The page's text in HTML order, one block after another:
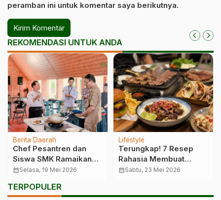
peramban ini untuk komentar saya berikutnya.
REKOMENDASI UNTUK ANDA
Berita Daerah
Chef Pesantren dan
Siswa SMK Ramaikan
Kurasi Chef Halal di
calendar_monthSelasa, 19 Mei 2026
Lifestyle
Terungkap! 7 Resep
Rahasia Membuat
Olahan Daging Kurban
calendar_monthSabtu, 23 Mei 2026
TERPOPULER